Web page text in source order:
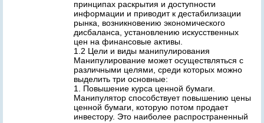
принципах раскрытия и доступности
информации и приводит к дестабилизации
рынка, возникновению экономического
дисбаланса, установлению искусственных
цен на финансовые активы.
1.2 Цели и виды манипулирования
Манипулирование может осуществляться с
различными целями, среди которых можно
выделить три основные:
1. Повышение курса ценной бумаги.
Манипулятор способствует повышению цены
ценной бумаги, которую потом продает
инвестору. Это наиболее распространенный